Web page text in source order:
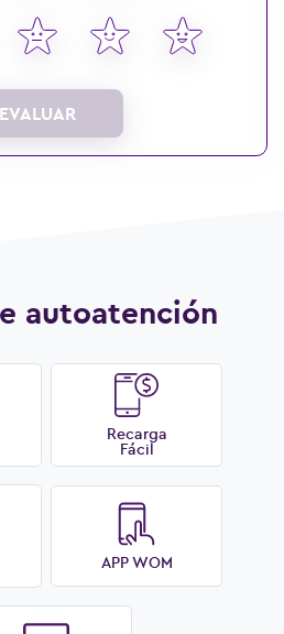
EVALUAR
autoatención
Recarga
Fácil
APP WOM